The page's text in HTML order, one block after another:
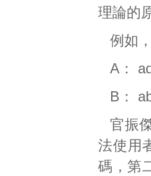
理論的
例如
A：
B：
官振
法使用
碼，第